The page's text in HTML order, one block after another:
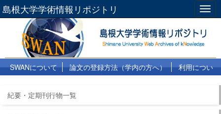
島根大学学術情報リポジトリ
SWANについて 論文の登録方法（学内の方へ）
利用につい
紀要・定期刊行物一覧